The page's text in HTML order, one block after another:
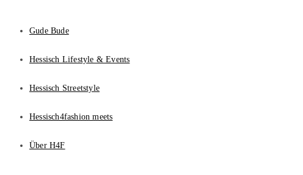
Gude Bude
Hessisch Lifestyle & Events
Hessisch Streetstyle
Hessisch4fashion meets
Über H4F